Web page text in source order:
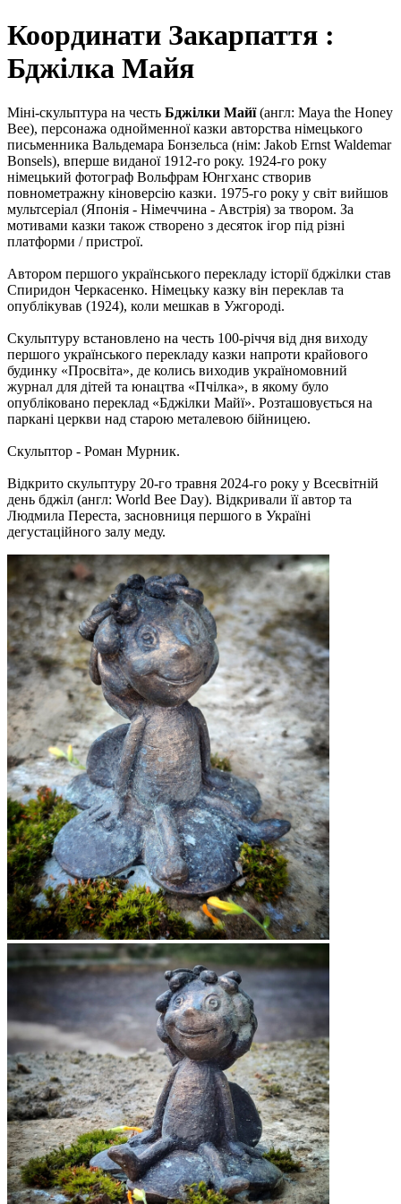
Координати Закарпаття :
Бджілка Майя
Міні-скульптура на честь Бджілки Майї(англ: Maya the Honey
Bee), персонажа однойменної казки авторства німецького
письменника Вальдемара Бонзельса (нім: Jakob Ernst Waldemar
Bonsels), вперше виданої 1912-го року. 1924-го року
німецький фотограф Вольфрам Юнгханс створив
повнометражну кіноверсію казки. 1975-го року у світ вийшов
мультсеріал (Японія - Німеччина - Австрія) за твором. За
мотивами казки також створено з десяток ігор під різні
платформи / пристрої.
Автором першого українського перекладу історії бджілки став
Спиридон Черкасенко. Німецьку казку він переклав та
опублікував (1924), коли мешкав в Ужгороді.
Скульптуру встановлено на честь 100-річчя від дня виходу
першого українського перекладу казки напроти крайового
будинку «Просвіта», де колись виходив україномовний
журнал для дітей та юнацтва «Пчілка», в якому було
опубліковано переклад «Бджілки Майї». Розташовується на
паркані церкви над старою металевою бійницею.
Скульптор - Роман Мурник.
Відкрито скульптуру 20-го травня 2024-го року у Всесвітній
день бджіл (англ: World Bee Day). Відкривали її автор та
Людмила Переста, засновниця першого в Україні
дегустаційного залу меду.